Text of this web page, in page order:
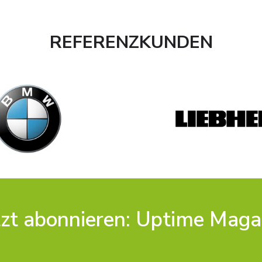
REFERENZKUNDEN
abonnieren: Uptime